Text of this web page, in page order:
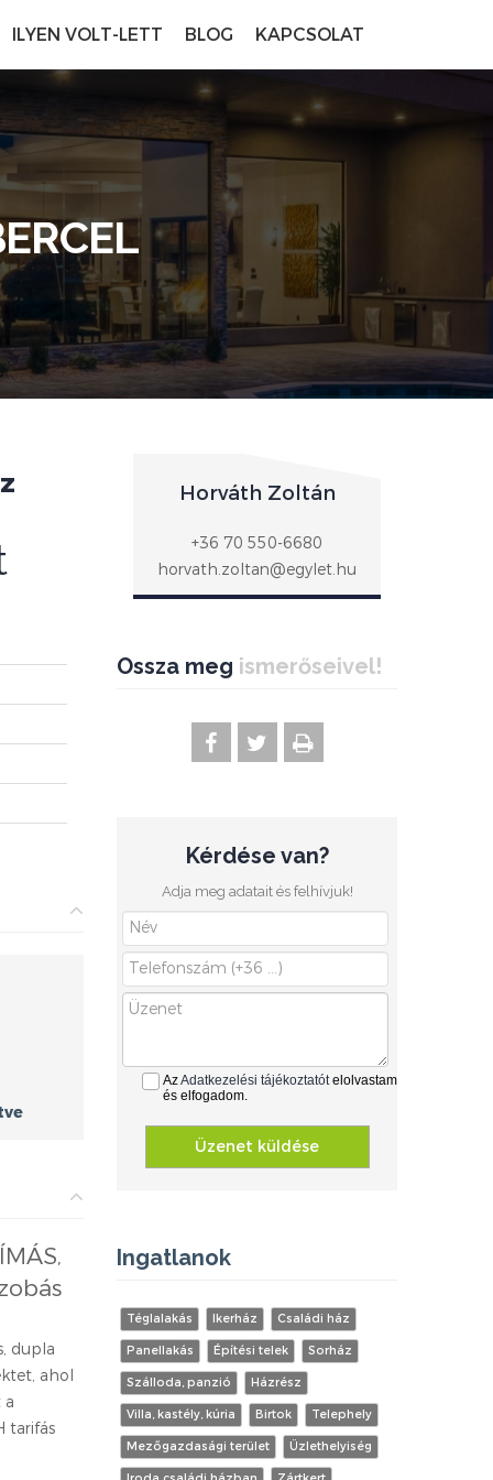
ILYEN VOLT-LETT BLOG KAPCSOLAT
dupla
ahol
a
tarifás
Horváth Zoltán
+36 70 550-6680
horvath.zoltan@egylet.hu
Ossza meg ismerőseivel!
Kérdése van?
Adja meg adatait és felhívjuk!
AzAdatkezelési tájékoztatótelolvastam
és elfogadom.
Üzenet küldése
Ingatlanok
Téglalakás Ikerház Családi ház
Panellakás Építési telek Sorház
Szálloda, panzió Házrész
Villa, kastély, kúria Birtok Telephely
Mezőgazdasági terület Üzlethelyiség